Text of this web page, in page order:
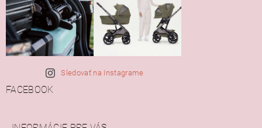
Sledovať na Instagrame
FACEBOOK